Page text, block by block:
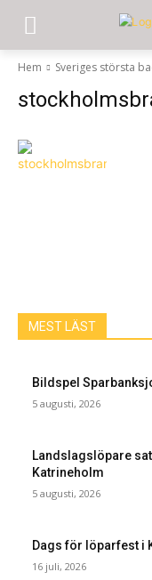
Hem Sveriges största
MEST LÄST
Bildspel
5 augusti, 2026
Landslagslöpare
Katrineholm
5 augusti, 2026
Dags för löparfest i
16 juli, 2026